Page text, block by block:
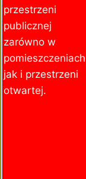
przestrzeni
publicznej
zarówno w
jak i przestrzeni
otwartej.